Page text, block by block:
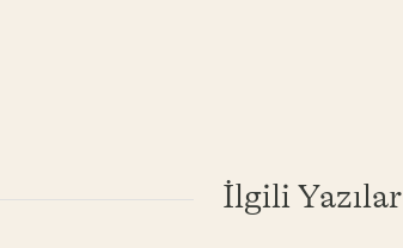
İlgili Yazılar